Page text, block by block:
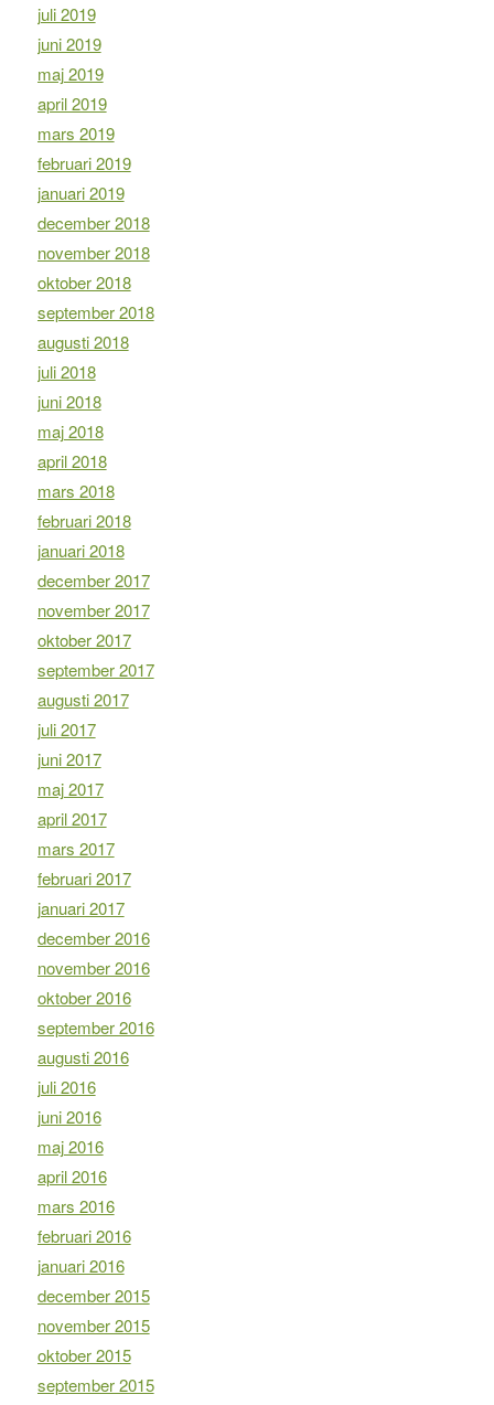
juli 2019
juni 2019
maj 2019
april 2019
mars 2019
februari 2019
januari 2019
december 2018
november 2018
oktober 2018
september 2018
augusti 2018
juli 2018
juni 2018
maj 2018
april 2018
mars 2018
februari 2018
januari 2018
december 2017
november 2017
oktober 2017
september 2017
augusti 2017
juli 2017
juni 2017
maj 2017
april 2017
mars 2017
februari 2017
januari 2017
december 2016
november 2016
oktober 2016
september 2016
augusti 2016
juli 2016
juni 2016
maj 2016
april 2016
mars 2016
februari 2016
januari 2016
december 2015
november 2015
oktober 2015
september 2015